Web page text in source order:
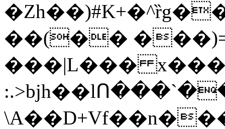
��(��
���|L���